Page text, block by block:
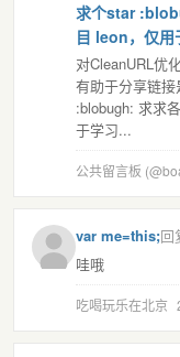
求个star
目 leon，仅用
对CleanURL优
有助于分享链
:blobugh: 求求
于学习...
公共留言板
var me=this;回
哇哦
吃喝玩乐在北京